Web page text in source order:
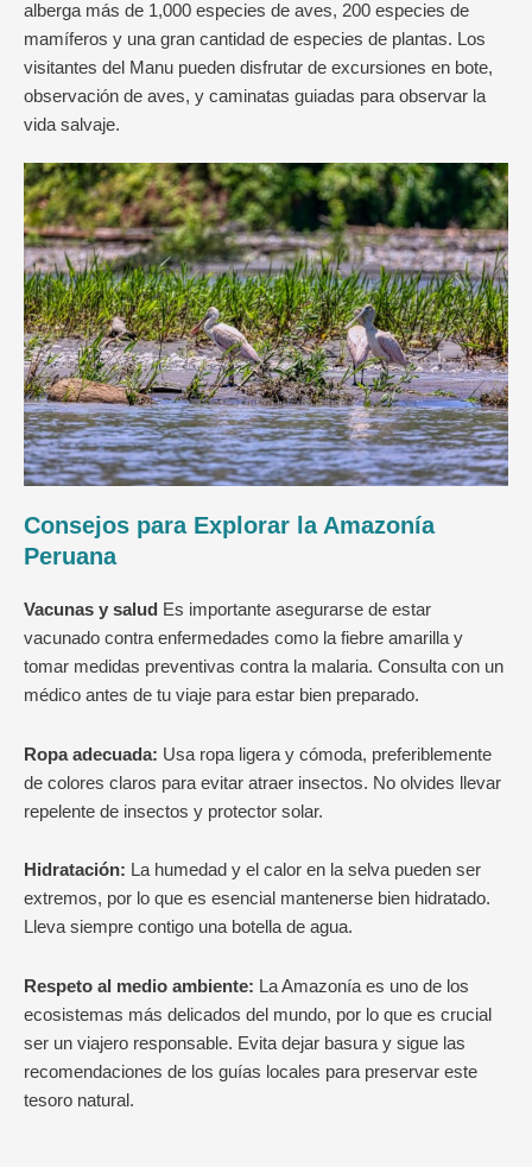
alberga más de 1,000 especies de aves, 200 especies de
mamíferos y una gran cantidad de especies de plantas. Los
visitantes del Manu pueden disfrutar de excursiones en bote,
observación de aves, y caminatas guiadas para observar la
vida salvaje.
Consejos para Explorar la Amazonía
Peruana
Vacunas y salud Es importante asegurarse de estar
vacunado contra enfermedades como la fiebre amarilla y
tomar medidas preventivas contra la malaria. Consulta con un
médico antes de tu viaje para estar bien preparado.
Ropa adecuada: Usa ropa ligera y cómoda, preferiblemente
de colores claros para evitar atraer insectos. No olvides llevar
repelente de insectos y protector solar.
Hidratación: La humedad y el calor en la selva pueden ser
extremos, por lo que es esencial mantenerse bien hidratado.
Lleva siempre contigo una botella de agua.
Respeto al medio ambiente: La Amazonía es uno de los
ecosistemas más delicados del mundo, por lo que es crucial
ser un viajero responsable. Evita dejar basura y sigue las
recomendaciones de los guías locales para preservar este
tesoro natural.